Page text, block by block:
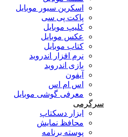
اسکرین سیور موبایل
پاکت پی سی
کلیپ موبایل
عکس موبایل
کتاب موبایل
نرم افزار اندروید
بازی اندروید
آیفون
اس ام اس
معرفی گوشی موبایل
سرگرمی
ابزار دسکتاپ
محافظ نمایش
پوسته برنامه